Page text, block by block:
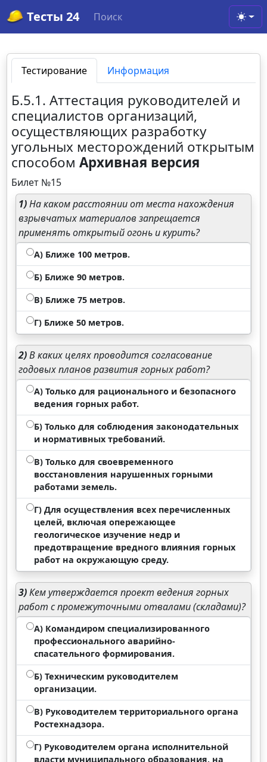
Тесты 24 Поиск
Тестирование Информация
Б.5.1. Аттестация руководителей и
специалистов организаций,
осуществляющих разработку
угольных месторождений открытым
способомАрхивная версия
Билет №15
1)На каком расстоянии от места нахождения
взрывчатых материалов запрещается
применять открытый огонь и курить?
А) Ближе 100 метров.
Б) Ближе 90 метров.
В) Ближе 75 метров.
Г) Ближе 50 метров.
2)В каких целях проводится согласование
годовых планов развития горных работ?
А) Только для рационального и безопасного
ведения горных работ.
Б) Только для соблюдения законодательных
и нормативных требований.
В) Только для своевременного
восстановления нарушенных горными
работами земель.
Г) Для осуществления всех перечисленных
целей, включая опережающее
геологическое изучение недр и
предотвращение вредного влияния горных
работ на окружающую среду.
3)Кем утверждается проект ведения горных
работ с промежуточными отвалами (складами)?
А) Командиром специализированного
профессионального аварийно-
спасательного формирования.
Б) Техническим руководителем
организации.
В) Руководителем территориального органа
Ростехнадзора.
Г) Руководителем органа исполнительной
власти муниципального образования, на